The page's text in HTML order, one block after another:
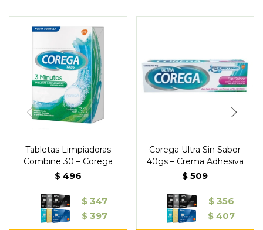
Tabletas Limpiadoras
Combine 30 – Corega
$ 496
$ 347
$ 397
Corega Ultra Sin Sabor
40gs – Crema Adhesiva
$ 509
$ 356
$ 407